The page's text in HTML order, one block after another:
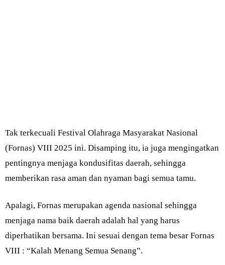
Tak terkecuali Festival Olahraga Masyarakat Nasional
(Fornas) VIII 2025 ini. Disamping itu, ia juga mengingatkan
pentingnya menjaga kondusifitas daerah, sehingga
memberikan rasa aman dan nyaman bagi semua tamu.
Apalagi, Fornas merupakan agenda nasional sehingga
menjaga nama baik daerah adalah hal yang harus
diperhatikan bersama. Ini sesuai dengan tema besar Fornas
VIII : “Kalah Menang Semua Senang”.